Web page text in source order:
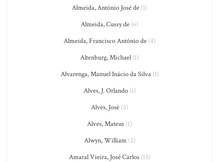
Almeida, Antônio José de (1)
Almeida, Cussy de (6)
Almeida, Francisco António de (4)
Altenburg, Michael (1)
Alvarenga, Manuel Inácio da Silva(1)
Alves, J. Orlando(1)
Alves, José (5)
Alves, Mateus (1)
Alwyn, William(2)
Amaral Vieira, José Carlos (13)